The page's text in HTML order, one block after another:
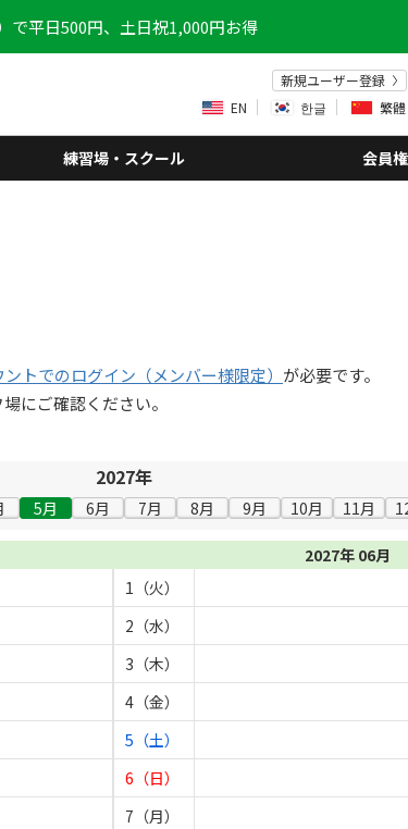
で平日500円、土日祝1,000円お得
新規ユーザー登録
EN
한글 繁體
練習場・スクール 会員権
トでのログイン（メンバー様限定） が必要です。
にご確認ください。
2027年
5月 6月 7月 8月 9月 10月 11月
2027年 06月
1（火）
2（水）
3（木）
4（金）
5（土）
6（日）
7（月）